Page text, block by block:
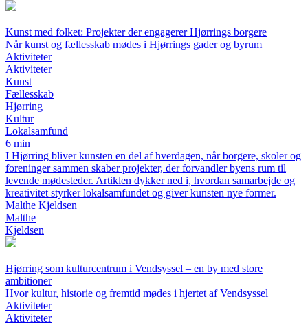
Kunst med folket: Projekter der engagerer Hjørrings borgere
Når kunst og fællesskab mødes i Hjørrings gader og byrum
Aktiviteter
Aktiviteter
Kunst
Fællesskab
Hjørring
Kultur
Lokalsamfund
6 min
I Hjørring bliver kunsten en del af hverdagen, når borgere, skoler og
foreninger sammen skaber projekter, der forvandler byens rum til
levende mødesteder. Artiklen dykker ned i, hvordan samarbejde og
kreativitet styrker lokalsamfundet og giver kunsten nye former.
Malthe Kjeldsen
Malthe
Kjeldsen
Hjørring som kulturcentrum i Vendsyssel – en by med store
ambitioner
Hvor kultur, historie og fremtid mødes i hjertet af Vendsyssel
Aktiviteter
Aktiviteter